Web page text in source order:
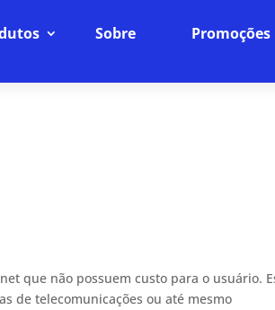
Sobre Promoções
que não possuem custo para o usuário.
de telecomunicações ou até mesmo